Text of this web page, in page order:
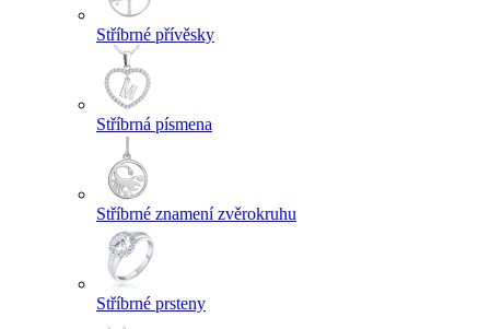
Stříbrné přívěsky
Stříbrná písmena
Stříbrné znamení zvěrokruhu
Stříbrné prsteny